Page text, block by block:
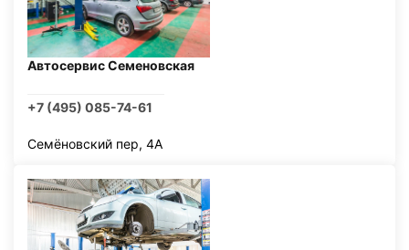
Автосервис Семеновская
+7 (495) 085-74-61
Семёновский пер, 4А